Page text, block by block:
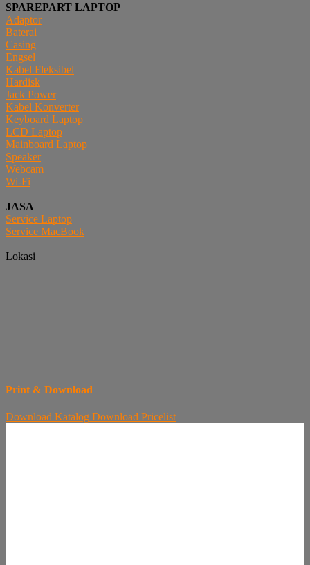
SPAREPART LAPTOP
Adaptor
Baterai
Casing
Engsel
Kabel Fleksibel
Hardisk
Jack Power
Kabel Konverter
Keyboard Laptop
LCD Laptop
Mainboard Laptop
Speaker
Webcam
Wi-Fi
JASA
Service Laptop
Service MacBook
Lokasi
Print & Download
Download Katalog Download Pricelist